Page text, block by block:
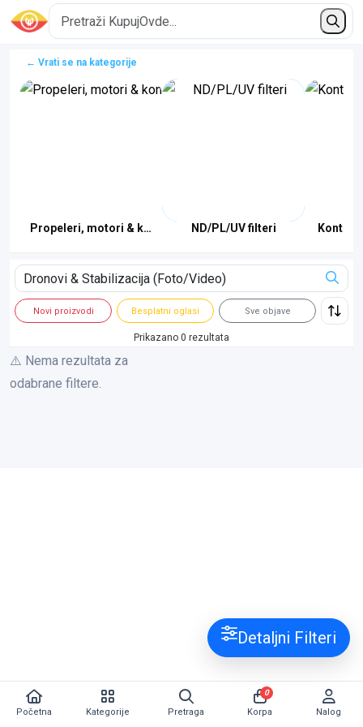
← Vrati se na kategorije
Propeleri, motori & konstrukcijaND/PL/UV filteri
Novi proizvodi Besplatni oglasi Sve objave
Prikazano 0 rezultata
⚠️ Nema rezultata za
odabrane filtere.
Detaljni Filteri
Početna Kategorije Pretraga Korpa
0
Nalog